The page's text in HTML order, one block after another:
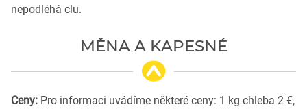
nepodléhá clu.
MĚNA A KAPESNÉ
Ceny: Pro informaci uvádíme některé ceny: 1 kg chleba 2 €,